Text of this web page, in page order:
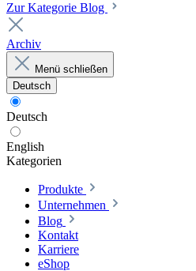
Zur Kategorie Blog
Archiv
Menü schließen
Deutsch
Deutsch
English
Kategorien
Produkte
Unternehmen
Blog
Kontakt
Karriere
eShop